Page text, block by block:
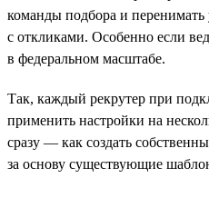
команды подбора и
с откликами. Особенно если
в федеральном масштабе.
Так, каждый рекрутер при
применить настройки на
сразу — как создать
за основу существующие